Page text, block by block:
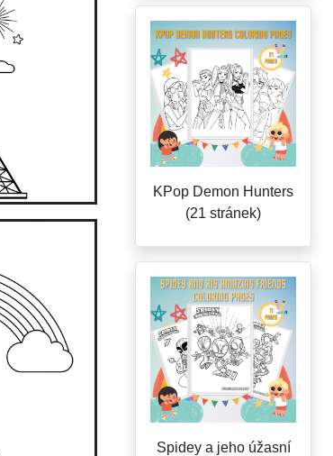
KPop Demon Hunters
(21 stránek)
Spidey a jeho úžasní